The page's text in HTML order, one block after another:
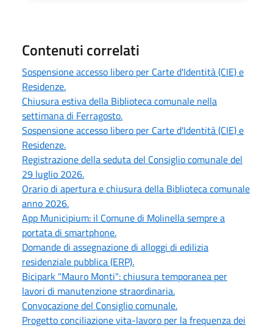
Contenuti correlati
Sospensione accesso libero per Carte d'Identità (CIE) e
Residenze.
Chiusura estiva della Biblioteca comunale nella
settimana di Ferragosto.
Sospensione accesso libero per Carte d'Identità (CIE) e
Residenze.
Registrazione della seduta del Consiglio comunale del
29 luglio 2026.
Orario di apertura e chiusura della Biblioteca comunale
anno 2026.
App Municipium: il Comune di Molinella sempre a
portata di smartphone.
Domande di assegnazione di alloggi di edilizia
residenziale pubblica (ERP).
Bicipark "Mauro Monti": chiusura temporanea per
lavori di manutenzione straordinaria.
Convocazione del Consiglio comunale.
Progetto conciliazione vita-lavoro per la frequenza dei